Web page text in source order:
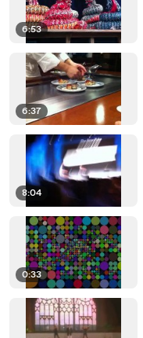
6:53
6:37
8:04
0:33